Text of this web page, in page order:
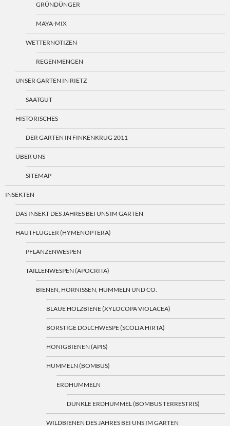
GRÜNDÜNGER
MAYA-MIX
WETTERNOTIZEN
REGENMENGEN
UNSER GARTEN IN RIETZ
SAATGUT
HISTORISCHES
DER GARTEN IN FINKENKRUG 2011
ÜBER UNS
SITEMAP
INSEKTEN
DAS INSEKT DES JAHRES BEI UNS IM GARTEN
HAUTFLÜGLER (HYMENOPTERA)
PFLANZENWESPEN
TAILLENWESPEN (APOCRITA)
BIENEN, HORNISSEN, HUMMELN UND CO.
BLAUE HOLZBIENE (XYLOCOPA VIOLACEA)
BORSTIGE DOLCHWESPE (SCOLIA HIRTA)
HONIGBIENEN (APIS)
HUMMELN (BOMBUS)
ERDHUMMELN
DUNKLE ERDHUMMEL (BOMBUS TERRESTRIS)
WILDBIENEN DES JAHRES BEI UNS IM GARTEN